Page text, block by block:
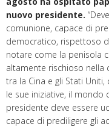
nuovo presidente.
comunione, capace di
democratico, rispettoso
notare come la penisola
altamente rischioso nella
tra la Cina e gli Stati
le sue iniziative, il mondo
presidente deve essere
capace di prediligere gli